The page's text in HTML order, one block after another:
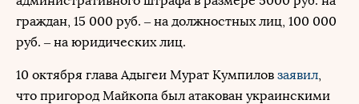
граждан, 15 000 руб. – на должностных лиц, 100 000
руб. – на юридических лиц.
10 октября глава Адыгеи Мурат Кумпилов заявил,
что пригород Майкопа был атакован украинскими